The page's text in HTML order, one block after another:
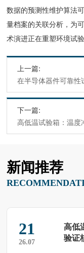
数据的预测性维护算法
量档案的关联分析，为
术演进正在重塑环境试
上一篇:
在半导体器件可靠性
下一篇:
高低温试验箱：温度
新闻推荐
21
26.07
高低
验证